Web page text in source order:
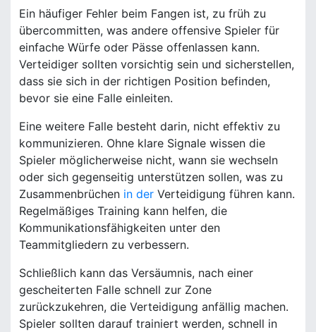
Ein häufiger Fehler beim Fangen ist, zu früh zu
übercommitten, was andere offensive Spieler für
einfache Würfe oder Pässe offenlassen kann.
Verteidiger sollten vorsichtig sein und sicherstellen,
dass sie sich in der richtigen Position befinden,
bevor sie eine Falle einleiten.
Eine weitere Falle besteht darin, nicht effektiv zu
kommunizieren. Ohne klare Signale wissen die
Spieler möglicherweise nicht, wann sie wechseln
oder sich gegenseitig unterstützen sollen, was zu
Zusammenbrüchen in der Verteidigung führen kann.
Regelmäßiges Training kann helfen, die
Kommunikationsfähigkeiten unter den
Teammitgliedern zu verbessern.
Schließlich kann das Versäumnis, nach einer
gescheiterten Falle schnell zur Zone
zurückzukehren, die Verteidigung anfällig machen.
Spieler sollten darauf trainiert werden, schnell in